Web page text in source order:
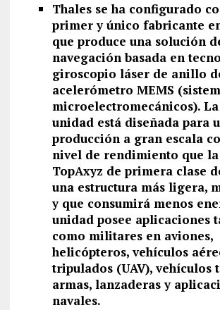
Thales se ha configurado
primer y único fabricante
que produce una solución
navegación basada en
giroscopio láser de anillo
acelerómetro MEMS
microelectromecánicos).
unidad está diseñada para
producción a gran escala
nivel de rendimiento que
TopAxyz de primera clase
una estructura más ligera,
y que consumirá menos
unidad posee aplicaciones
como militares en aviones,
helicópteros, vehículos
tripulados (UAV), vehículos
armas, lanzaderas y
navales.